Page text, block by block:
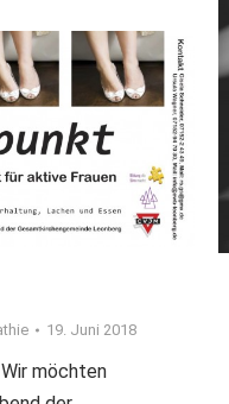
19. Juni 2018
möchten